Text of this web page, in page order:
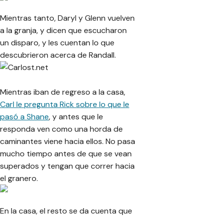
Mientras tanto, Daryl y Glenn vuelven
a la granja, y dicen que escucharon
un disparo, y les cuentan lo que
descubrieron acerca de Randall.
Mientras iban de regreso a la casa,
Carl le pregunta Rick sobre lo que le
pasó a Shane, y antes que le
responda ven como una horda de
caminantes viene hacia ellos. No pasa
mucho tiempo antes de que se vean
superados y tengan que correr hacia
el granero.
En la casa, el resto se da cuenta que